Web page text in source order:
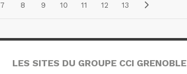
7 8 9 10 11 12 13
LES SITES DU GROUPE CCI GRENOBLE